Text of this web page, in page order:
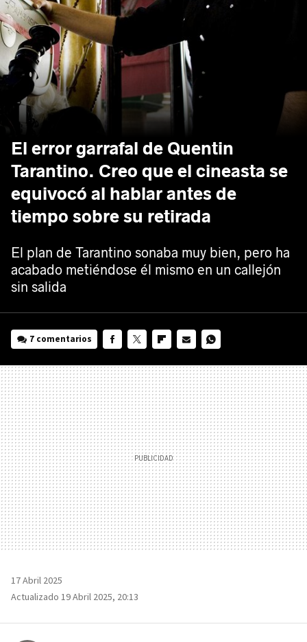
El error garrafal de Quentin
Tarantino. Creo que el cineasta se
equivocó al hablar antes de
tiempo sobre su retirada
El plan de Tarantino sonaba muy bien, pero ha
acabado metiéndose él mismo en un callejón
sin salida
7 comentarios
MAIL
17 Abril 2025
Actualizado 19 Abril 2025, 20:13